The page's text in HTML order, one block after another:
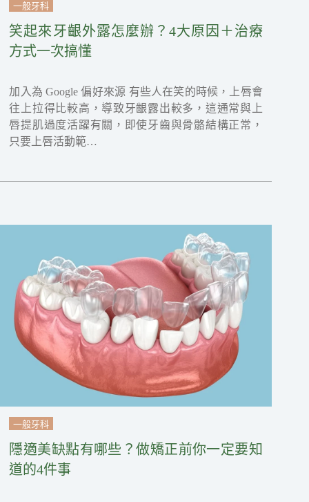
一般牙科
笑起來牙齦外露怎麼辦？4大原因＋治療
方式一次搞懂
加入為 Google 偏好來源 有些人在笑的時候，上唇會
往上拉得比較高，導致牙齦露出較多，這通常與上
唇提肌過度活躍有關，即使牙齒與骨骼結構正常，
只要上唇活動範…
一般牙科
隱適美缺點有哪些？做矯正前你一定要知
道的4件事